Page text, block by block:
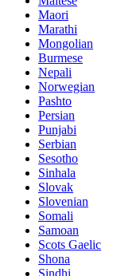
Maori
Marathi
Mongolian
Burmese
Nepali
Norwegian
Pashto
Persian
Punjabi
Serbian
Sesotho
Sinhala
Slovak
Slovenian
Somali
Samoan
Scots Gaelic
Shona
Sindhi